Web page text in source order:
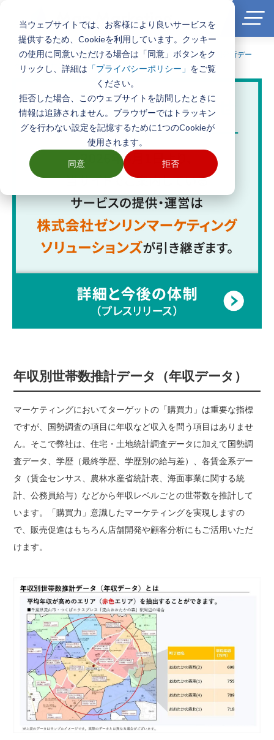
当ウェブサイトでは、お客様により良いサービスを
提供するため、Cookieを利用しています。クッキー
の使用に同意いただける場合は「同意」ボタンをク
リックし、詳細は 「プライバシーポリシー」 をご覧
ください。
拒否した場合、このウェブサイトを訪問したときに
情報は追跡されません。ブラウザーではトラッキン
グを行わない設定を記憶するために1つのCookieが
使用されます。
同意 拒否
ホーム> 製品とサービス一覧>エリアマーケティング・商圏分析デー
タ>年収別世帯数推計データ（年収データ）
年収別世帯数推計データ（年収データ）
マーケティングにおいてターゲットの「購買力」は重要な指標
ですが、国勢調査の項目に年収など収入を問う項目はありませ
ん。そこで弊社は、住宅・土地統計調査データに加えて国勢調
査データ、学歴（最終学歴、学歴別の給与差）、各賃金系デー
タ（賃金センサス、農林水産省統計表、海面事業に関する統
計、公務員給与）などから年収レベルごとの世帯数を推計して
います。「購買力」意識したマーケティングを実現しますの
で、販売促進はもちろん店舗開発や顧客分析にもご活用いただ
けます。